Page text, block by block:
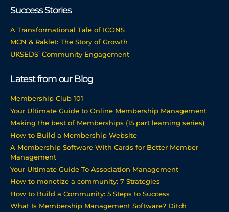
Success Stories
A Transformational Tale of ICONS
MCN & Raklet: The Story of Growth
UKSEDS’ Community Engagement
Latest from our Blog
Membership Club 101
Your Ultimate Guide to Online Membership Management
Making the best of Memberships (15 part learning series)
How to Build a Membership Website
A Membership Software With Cards for Better Member
Management
Your Ultimate Guide To Association Management
How to monetize a community: 7 Strategies
How to Build a Community: 5 Steps to Success
What Is Membership Management Software? Ditch